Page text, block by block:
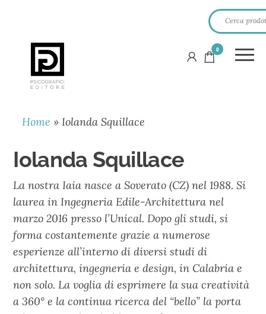
PSICOGRAFICI
EDITORE
0
Home »Iolanda Squillace
Iolanda Squillace
La nostra Iaia nasce a Soverato (CZ) nel 1988. Si
laurea in Ingegneria Edile-Architettura nel
marzo 2016 presso l’Unical. Dopo gli studi, si
forma costantemente grazie a numerose
esperienze all’interno di diversi studi di
architettura, ingegneria e design, in Calabria e
non solo. La voglia di esprimere la sua creatività
a 360° e la continua ricerca del “bello” la porta